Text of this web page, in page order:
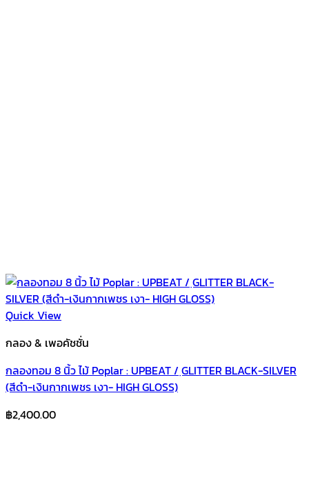
Quick View
กลอง & เพอคัชชั่น
กลองทอม 8 นิ้ว ไม้ Poplar : UPBEAT / ฺGLITTER BLACK-SILVER
(สีดำ-เงินกากเพชร เงา- HIGH GLOSS)
฿2,400.00